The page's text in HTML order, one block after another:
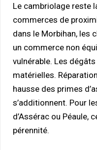
Le cambriolage reste
commerces de
dans le Morbihan, les
un commerce non
vulnérable. Les
matérielles.
hausse des primes
s’additionnent. Pour
d’Assérac ou Péaule,
pérennité.